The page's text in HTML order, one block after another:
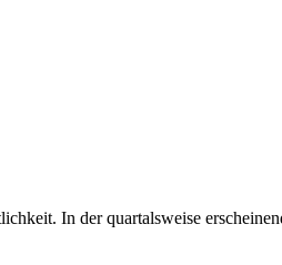
In der quartalsweise